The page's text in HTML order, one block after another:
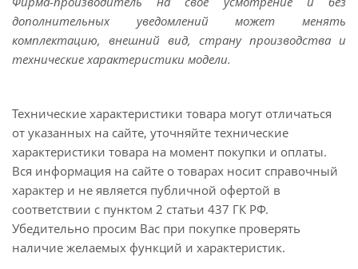
дополнительных уведомлений может менять
комплектацию, внешний вид, страну производства и
технические характеристики модели.
Технические характеристики товара могут отличаться
от указанных на сайте, уточняйте технические
характеристики товара на момент покупки и оплаты.
Вся информация на сайте о товарах носит справочный
характер и не является публичной офертой в
соответствии с пунктом 2 статьи 437 ГК РФ.
Убедительно просим Вас при покупке проверять
наличие желаемых функций и характеристик.